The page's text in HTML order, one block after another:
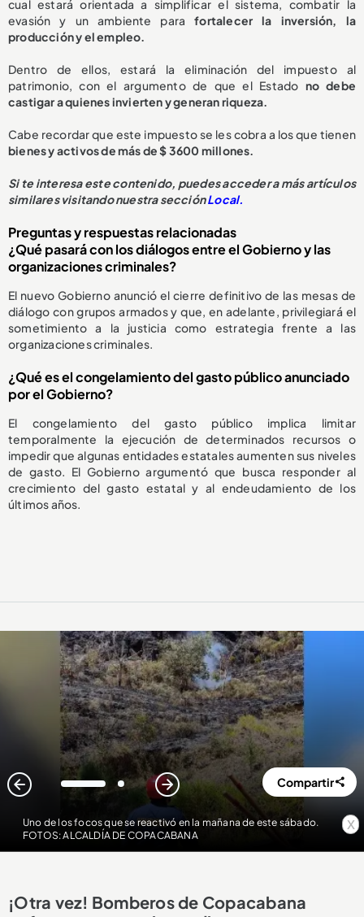
x
cual estará orientada a simplificar el sistema, combatir la
evasión y un ambiente parafortalecer la inversión, la
producción y el empleo.
Dentro de ellos, estará la eliminación del impuesto al
patrimonio, con el argumento de que el Estado no debe
castigar a quienes invierten y generan riqueza.
Cabe recordar que este impuesto se les cobra a los que tienen
bienes y activos de más de $ 3600 millones.
Si te interesa este contenido, puedes acceder a más artículos
similares visitando nuestra secciónLocal.
Preguntas y respuestas relacionadas
¿Qué pasará con los diálogos entre el Gobierno y las
organizaciones criminales?
El nuevo Gobierno anunció el cierre definitivo de las mesas de
diálogo con grupos armados y que, en adelante, privilegiará el
sometimiento a la justicia como estrategia frente a las
organizaciones criminales.
¿Qué es el congelamiento del gasto público anunciado
por el Gobierno?
El congelamiento del gasto público implica limitar
temporalmente la ejecución de determinados recursos o
impedir que algunas entidades estatales aumenten sus niveles
de gasto. El Gobierno argumentó que busca responder al
crecimiento del gasto estatal y al endeudamiento de los
últimos años.
Uno de los focos que se reactivó en la mañana de este sábado.
FOTOS: ALCALDÍA DE COPACABANA
1 2 Compartir
¡Otra vez! Bomberos de Copacabana